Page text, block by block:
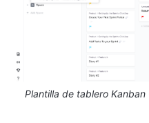
Plantilla de tablero